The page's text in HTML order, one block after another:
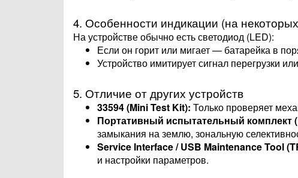
4. Особенности индикации (на
На устройстве обычно есть светодиод (LED):
Если он горит или мигает — батарейка в
Устройство имитирует сигнал перегрузки
5. Отличие от других устройств
33594 (Mini Test Kit): Только проверяет
Портативный испытательный комплект
замыкания на землю, зональную
Service Interface / USB Maintenance Tool
и настройки параметров.